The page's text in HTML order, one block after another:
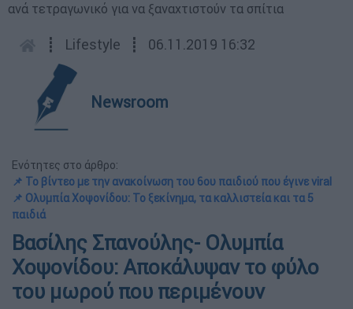
ανά τετραγωνικό για να ξαναχτιστούν τα σπίτια
┋ Lifestyle ┋ 06.11.2019 16:32
Newsroom
Ενότητες στο άρθρο:
📌 Το βίντεο με την ανακοίνωση του 6ου παιδιού που έγινε viral
📌 Ολυμπία Χοψονίδου: Το ξεκίνημα, τα καλλιστεία και τα 5
παιδιά
Βασίλης Σπανούλης- Ολυμπία
Χοψονίδου: Αποκάλυψαν το φύλο
του μωρού που περιμένουν